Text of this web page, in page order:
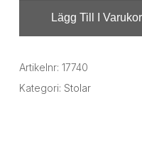
Lägg Till I
Artikelnr: 17740
Kategori: Stolar